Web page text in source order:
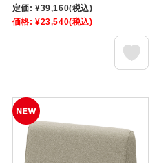
定価: ¥39,160(税込)
価格: ¥23,540(税込)